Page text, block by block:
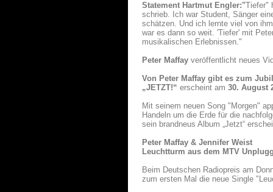
Statement Hartmut Engler:"Tiefer"
schrieb. Ich war Student, Sänger
schätzen. Und ich lernte viel von
war es dann so weit. 'Tiefer' mit
musikalischen Erlebnissen."
Peter Maffay veröffentlicht neues
Von Peter Maffay gibt es zum
„JETZT!“ erscheint am 30. August
Mit seinem neuen Song "Morgen"
Handeln um die Erde für die
sein brandneus Album „Jetzt“
Peter Maffay & Jennifer Weist
Leuchtturm aus dem MTV
Beim Deutschen Radiopreis am
zum ersten Mal die neue Single